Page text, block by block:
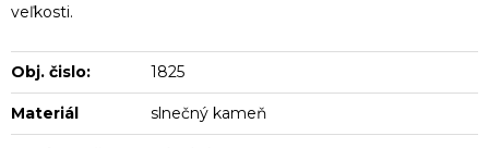
veľkosti.
Obj. čislo: 1825
Materiál slnečný kameň